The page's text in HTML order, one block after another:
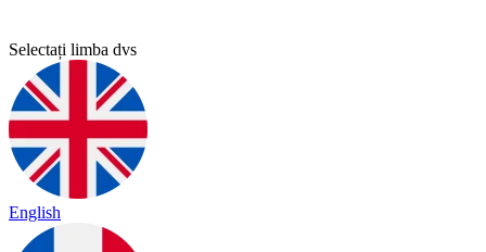
Selectați limba dvs
English